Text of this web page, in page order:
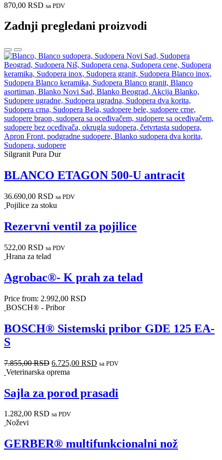
870,00 RSD sa PDV
Zadnji pregledani proizvodi
Silgranit Pura Dur
BLANCO ETAGON 500-U antracit
36.690,00 RSD sa PDV
Pojilice za stoku
Rezervni ventil za pojilice
522,00 RSD sa PDV
Hrana za telad
Agrobac®- K prah za telad
Price from: 2.992,00 RSD
BOSCH® - Pribor
BOSCH® Sistemski pribor GDE 125 EA-
S
7.855,00RSD 6.725,00 RSD sa PDV
Veterinarska oprema
Sajla za porod prasadi
1.282,00 RSD sa PDV
Noževi
GERBER® multifunkcionalni nož